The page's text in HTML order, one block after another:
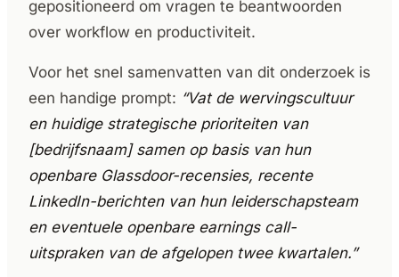
gepositioneerd om vragen te beantwoorden
over workflow en productiviteit.
Voor het snel samenvatten van dit onderzoek is
een handige prompt: “Vat de wervingscultuur
en huidige strategische prioriteiten van
[bedrijfsnaam] samen op basis van hun
openbare Glassdoor-recensies, recente
LinkedIn-berichten van hun leiderschapsteam
en eventuele openbare earnings call-
uitspraken van de afgelopen twee kwartalen.”